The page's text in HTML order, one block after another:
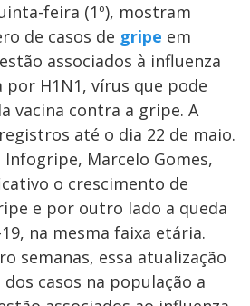
feira (1º), mostram
de casos de gripe em
associados à influenza
por H1N1, vírus que pode
vacina contra a gripe. A
até o dia 22 de maio.
Marcelo Gomes,
o crescimento de
e por outro lado a queda
na mesma faixa etária.
semanas, essa atualização
casos na população a